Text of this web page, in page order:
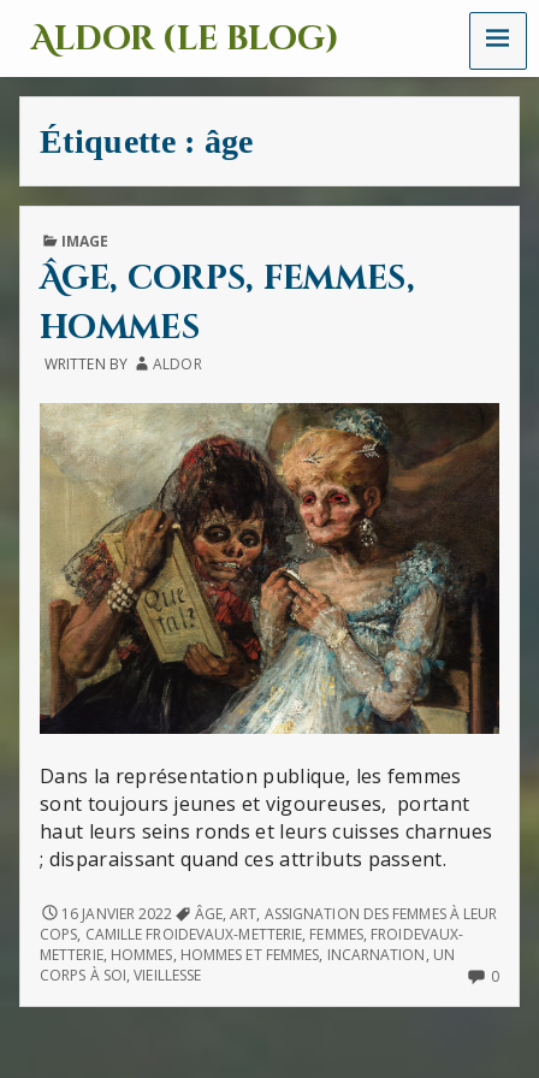
Aldor (le blog)
Un
site
avec
des
des
images
et
des
sons
MENU
Étiquette : âge
PUBLISHED
IN
IMAGE
Âge, corps, femmes,
hommes
WRITTEN BY ALDOR
Dans la représentation publique, les femmes
sont toujours jeunes et vigoureuses, portant
haut leurs seins ronds et leurs cuisses charnues
; disparaissant quand ces attributs passent.
ÂGE,
CORPS,
FEMMES,
HOMMES
16 JANVIER 2022 ÂGE,ART, ASSIGNATION DES FEMMES À LEUR
COPS, CAMILLE FROIDEVAUX-METTERIE, FEMMES, FROIDEVAUX-
METTERIE, HOMMES, HOMMES ET FEMMES, INCARNATION, UN
CORPS À SOI,VIEILLESSE 0NO